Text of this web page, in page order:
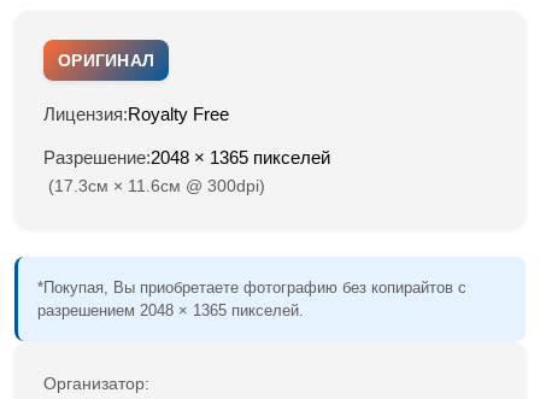
ОРИГИНАЛ
Лицензия:Royalty Free
Разрешение:2048 × 1365 пикселей
(17.3см × 11.6см @ 300dpi)
*Покупая, Вы приобретаете фотографию без копирайтов с
разрешением 2048 × 1365 пикселей.
Организатор: